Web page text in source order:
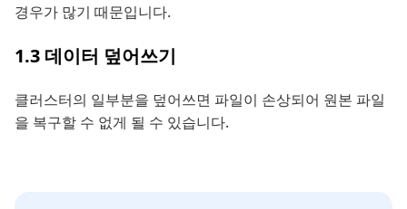
경우가 많기 때문입니다.
1.3 데이터 덮어쓰기
클러스터의 일부분을 덮어쓰면 파일이 손상되어 원본 파일
을 복구할 수 없게 될 수 있습니다.